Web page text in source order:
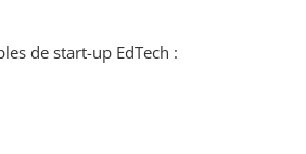
de start-up EdTech :